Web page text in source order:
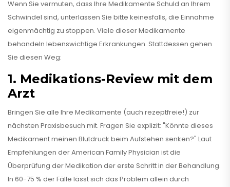
Wenn Sie vermuten, dass Ihre Medikamente Schuld an Ihrem
Schwindel sind, unterlassen Sie bitte keinesfalls, die Einnahme
eigenmächtig zu stoppen. Viele dieser Medikamente
behandeln lebenswichtige Erkrankungen. Stattdessen gehen
Sie diesen Weg:
1. Medikations-Review mit dem
Arzt
Bringen Sie alle Ihre Medikamente (auch rezeptfreie!) zur
nächsten Praxisbesuch mit. Fragen Sie explizit: "Könnte dieses
Medikament meinen Blutdruck beim Aufstehen senken?" Laut
Empfehlungen der American Family Physician ist die
Überprüfung der Medikation der erste Schritt in der Behandlung.
In 60-75 % der Fälle lässt sich das Problem allein durch